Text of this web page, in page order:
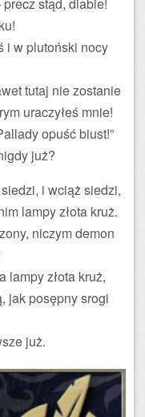
i w plutoński nocy
tutaj nie zostanie
uraczyłeś mnie!
opuść biust!”
już?
i wciąż siedzi,
lampy złota kruż.
niczym demon
lampy złota kruż,
jak posępny srogi
już.